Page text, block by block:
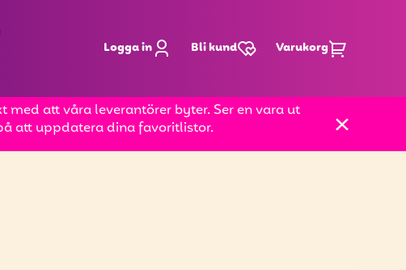
Logga in Bli kund Varukorg
att våra leverantörer byter. Ser en vara ut
att uppdatera dina favoritlistor.